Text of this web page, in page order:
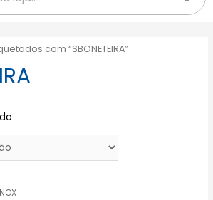
com “SBONETEIRA”